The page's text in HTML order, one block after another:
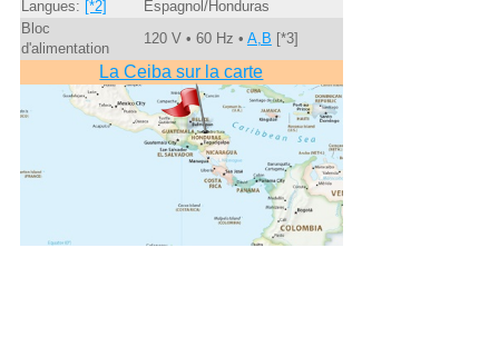
Langues: [*2]
Espagnol/Honduras
Bloc
d'alimentation
120 V • 60 Hz • A,B [*3]
La Ceiba sur la carte